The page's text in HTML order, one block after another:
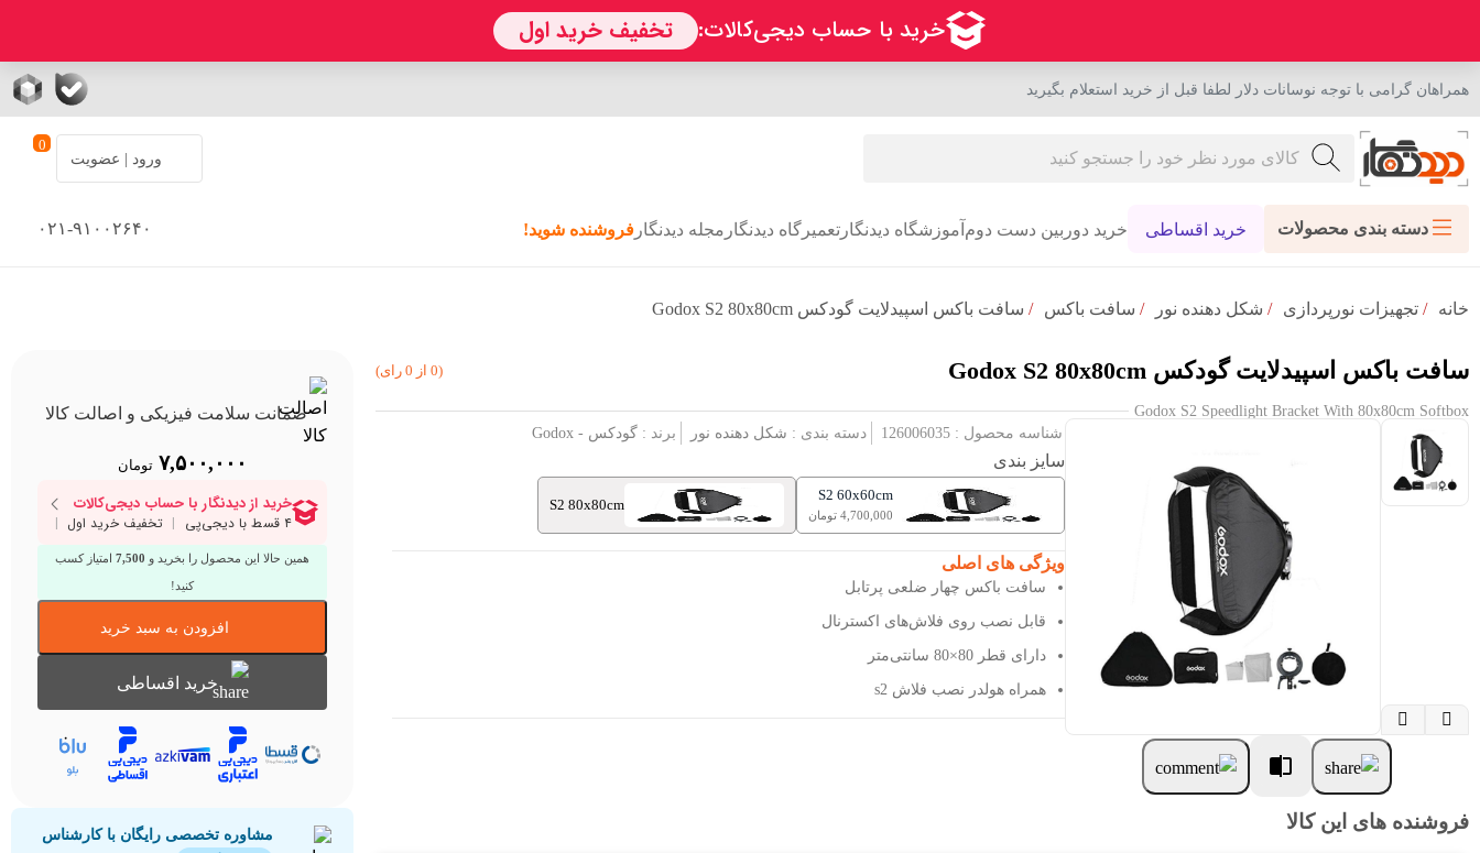
همراهان گرامی با توجه نوسانات دلار لطفا قبل از خرید استعلام بگیرید
ورود | عضویت
0
دسته بندی محصولات خرید اقساطی خرید دوربین دست دوم آموزشگاه دیدنگار تعمیرگاه دیدنگار مجله دیدنگار فروشنده شوید! ۰۲۱-۹۱۰۰۲۶۴۰
خانه / تجهیزات نورپردازی / شکل دهنده نور / سافت باکس / سافت باکس اسپیدلایت گودکس Godox S2 80x80cm
سافت باکس اسپیدلایت گودکس Godox S2 80x80cm (0 از 0 رای)
Godox S2 Speedlight Bracket With 80x80cm Softbox
 
شناسه محصول : 126006035 دسته بندی : شکل دهنده نور برند :گودکس - Godox
سایز بندی
S2 60x60cm
4,700,000 تومان
S2 80x80cm
ویژگی های اصلی
سافت باکس چهار ضلعی پرتابل
قابل نصب روی فلاش‌های اکسترنال
دارای قطر 80×80 سانتی‌متر
همراه هولدر نصب فلاش s2
فروشنده های این کالا
ضمانت سلامت فیزیکی و اصالت کالا
۷,۵۰۰,۰۰۰ تومان
همین حالا این محصول را بخرید و 7,500 امتیاز کسب
کنید!
افزودن به سبد خرید
خرید اقساطی
مشاوره تخصصی رایگان با کارشناس